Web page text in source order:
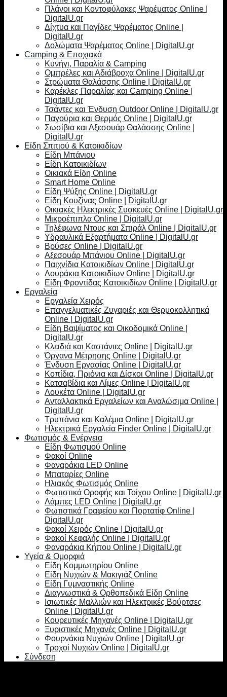
Πλάνοι και Κοντοφύλακες Ψαρέματος Online |
DigitalU.gr
Δίχτυα και Παγίδες Ψαρέματος Online |
DigitalU.gr
Δολώματα Ψαρέματος Online | DigitalU.gr
Camping & Εποχιακά
Κυνήγι, Παραλία & Camping
Ομπρέλες και Αδιάβροχα Online | DigitalU.gr
Στρώματα Θαλάσσης Online | DigitalU.gr
Καρέκλες Παραλίας και Camping Online |
DigitalU.gr
Τσάντες και Ένδυση Outdoor Online | DigitalU.gr
Παγούρια και Θερμός Online | DigitalU.gr
Σωσίβια και Αξεσουάρ Θαλάσσης Online |
DigitalU.gr
Είδη Σπιτιού & Κατοικιδίων
Είδη Μπάνιου
Είδη Κατοικιδίων
Οικιακά Είδη Online
Smart Home Online
Είδη Ψύξης Online | DigitalU.gr
Είδη Κουζίνας Online | DigitalU.gr
Οικιακές Ηλεκτρικές Συσκευές Online | DigitalU.gr
Μικροέπιπλα Online | DigitalU.gr
Τηλέφωνα Ντους και Σπιράλ Online | DigitalU.gr
Υδραυλικά Εξαρτήματα Online | DigitalU.gr
Βρύσες Online | DigitalU.gr
Αξεσουάρ Μπάνιου Online | DigitalU.gr
Παιχνίδια Κατοικιδίων Online | DigitalU.gr
Λουράκια Κατοικιδίων Online | DigitalU.gr
Είδη Φροντίδας Κατοικιδίων Online | DigitalU.gr
Εργαλεία
Εργαλεία Χειρός
Επαγγελματικές Ζυγαριές και Θερμοκολλητικά
Online | DigitalU.gr
Είδη Βαψίματος και Οικοδομικά Online |
DigitalU.gr
Κλειδιά και Καστάνιες Online | DigitalU.gr
Όργανα Μέτρησης Online | DigitalU.gr
Ένδυση Εργασίας Online | DigitalU.gr
Κοπίδια, Πριόνια και Δίσκοι Online | DigitalU.gr
Κατσαβίδια και Λίμες Online | DigitalU.gr
Λουκέτα Online | DigitalU.gr
Ανταλλακτικά Εργαλείων και Αναλώσιμα Online |
DigitalU.gr
Τρυπάνια και Καλέμια Online | DigitalU.gr
Ηλεκτρικά Εργαλεία Finder Online | DigitalU.gr
Φωτισμός & Ενέργεια
Είδη Φωτισμού Online
Φακοί Online
Φαναράκια LED Online
Μπαταρίες Online
Ηλιακός Φωτισμός Online
Φωτιστικά Οροφής και Τοίχου Online | DigitalU.gr
Λάμπες LED Online | DigitalU.gr
Φωτιστικά Γραφείου και Πορτατίφ Online |
DigitalU.gr
Φακοί Χειρός Online | DigitalU.gr
Φακοί Κεφαλής Online | DigitalU.gr
Φαναράκια Κήπου Online | DigitalU.gr
Υγεία & Ομορφιά
Είδη Κομμωτηρίου Online
Είδη Νυχιών & Μακιγιάζ Online
Είδη Γυμναστικής Online
Διαγνωστικά & Ορθοπεδικά Είδη Online
Ισιωτικές Μαλλιών και Ηλεκτρικές Βούρτσες
Online | DigitalU.gr
Κουρευτικές Μηχανές Online | DigitalU.gr
Ξυριστικές Μηχανές Online | DigitalU.gr
Φουρνάκια Νυχιών Online | DigitalU.gr
Τροχοί Νυχιών Online | DigitalU.gr
Σύνδεση